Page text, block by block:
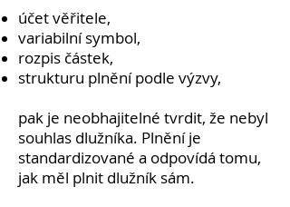
účet věřitele,
variabilní symbol,
rozpis částek,
strukturu plnění podle výzvy,
pak je neobhajitelné tvrdit, že nebyl
souhlas dlužníka. Plnění je
standardizované a odpovídá tomu,
jak měl plnit dlužník sám.